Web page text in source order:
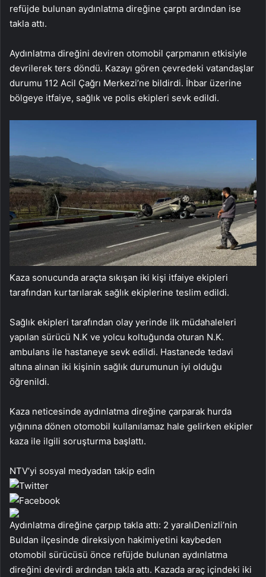
refüjde bulunan aydınlatma direğine çarptı ardından ise
takla attı.
Aydınlatma direğini deviren otomobil çarpmanın etkisiyle
devrilerek ters döndü. Kazayı gören çevredeki vatandaşlar
durumu 112 Acil Çağrı Merkezi’ne bildirdi. İhbar üzerine
bölgeye itfaiye, sağlık ve polis ekipleri sevk edildi.
Kaza sonucunda araçta sıkışan iki kişi itfaiye ekipleri
tarafından kurtarılarak sağlık ekiplerine teslim edildi.
Sağlık ekipleri tarafından olay yerinde ilk müdahaleleri
yapılan sürücü N.K ve yolcu koltuğunda oturan N.K.
ambulans ile hastaneye sevk edildi. Hastanede tedavi
altına alınan iki kişinin sağlık durumunun iyi olduğu
öğrenildi.
Kaza neticesinde aydınlatma direğine çarparak hurda
yığınına dönen otomobil kullanılamaz hale gelirken ekipler
kaza ile ilgili soruşturma başlattı.
NTV’yi sosyal medyadan takip edin
Aydınlatma direğine çarpıp takla attı: 2 yaralıDenizli’nin
Buldan ilçesinde direksiyon hakimiyetini kaybeden
otomobil sürücüsü önce refüjde bulunan aydınlatma
direğini devirdi ardından takla attı. Kazada araç içindeki iki